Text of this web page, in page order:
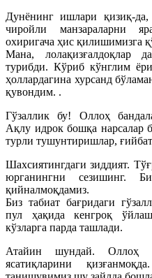
Дунёнинг ишлари қизиқ-
чиройли манзараларни
охиригача ҳис қилишимизга
Мана, лолақизғалдоқлар
турибди. Кўриб кўнглим
ҳоллардагина хурсанд
қувондим. .
Гўзаллик бу! Оллоҳ
Ақлу идрок бошқа нарсалар
турли тушунтиришлар,
Шахсиятингдаги зиддият.
юрганингни сезишинг.
қийналмоқдамиз.
Биз табиат бағридаги
пул ҳақида кенгроқ
кўзларга парда ташлади.
Атайин шундай. Оллоҳ
ясатиқларини